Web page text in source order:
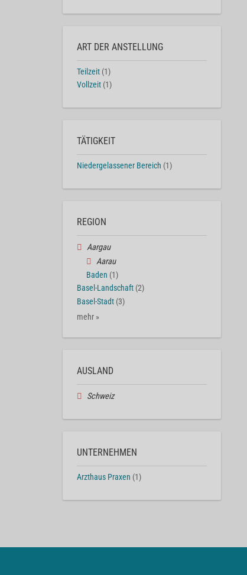
ART DER ANSTELLUNG
Teilzeit (1)
Vollzeit (1)
TÄTIGKEIT
Niedergelassener Bereich (1)
REGION
Aargau
Aarau
Baden (1)
Basel-Landschaft (2)
Basel-Stadt (3)
mehr »
AUSLAND
Schweiz
UNTERNEHMEN
Arzthaus Praxen (1)